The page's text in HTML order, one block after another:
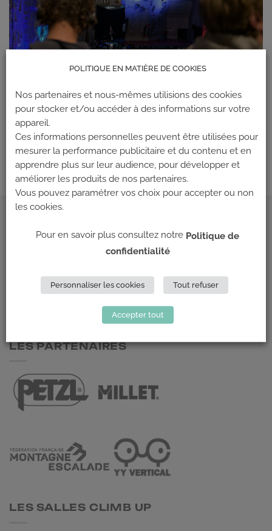
Les commentaires et les rétroliens sont actuellement fermés.
←Précédent
Suivant→
Climb Up (Siège social)
69 007 LYON
LES PARTENAIRES
LES SALLES CLIMB UP
POLITIQUE EN MATIÈRE DE COOKIES
Nos partenaires et nous-mêmes utilisions des cookies
pour stocker et/ou accéder à des informations sur votre
appareil.
Ces informations personnelles peuvent être utilisées pour
mesurer la performance publicitaire et du contenu et en
apprendre plus sur leur audience, pour développer et
améliorer les produits de nos partenaires.
Vous pouvez paramétrer vos choix pour accepter ou non
les cookies.
Pour en savoir plus consultez notre Politique de
confidentialité
Personnaliser les cookies Tout refuser
Accepter tout